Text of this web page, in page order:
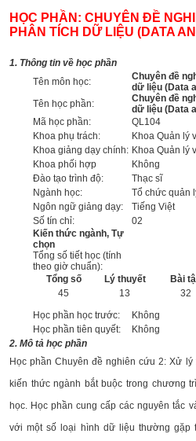
HỌC PHẦN: CHUYÊN ĐỀ
PHÂN TÍCH DỮ LIỆU (DATA
1. Thông tin về học phần
Tên môn học:
Chuyên đề
dữ liệu (Data
Tên học phần:
Chuyên đề
dữ liệu (Data
Mã học phần:
QL104
Khoa phụ trách:
Khoa Quản lý
Khoa giảng dạy chính: Khoa Quản lý
Khoa phối hợp
Không
Đào tạo trình độ:
Thạc sĩ
Ngành học:
Tổ chức quản
Ngôn ngữ giảng dạy:
Tiếng Việt
Số tín chỉ:
02
Kiến thức ngành, Tự
chọn
Tổng số tiết học (tính
theo giờ chuẩn):
Tổng số
Lý thuyết Bài
45
13 32
Học phần học trước:
Không
Học phần tiên quyết:
Không
2. Mô tả học phần
Học phần Chuyên đề nghiên cứu 2: Xử
kiến thức ngành bắt buộc trong chương
học. Học phần cung cấp các nguyên tắc
với một số loại hình dữ liệu thường gặp